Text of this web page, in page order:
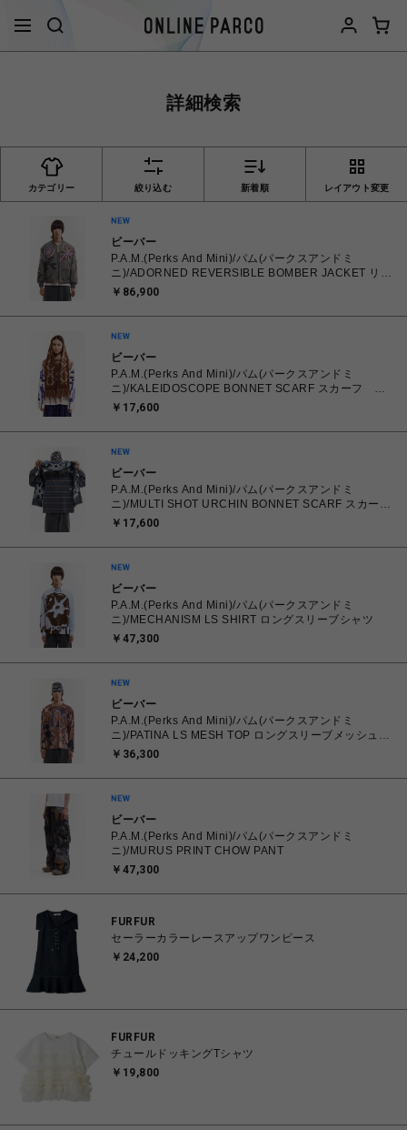
詳細検索
カテゴリー 絞り込む 新着順 レイアウト変更
ビーバー
P.A.M.(Perks And Mini)/パム(パークスアンドミ
ニ)/ADORNED REVERSIBLE BOMBER JACKET リバ
ーシブルボンバージャケット
￥86,900
ビーバー
P.A.M.(Perks And Mini)/パム(パークスアンドミ
ニ)/KALEIDOSCOPE BONNET SCARF スカーフ マ
フラー
￥17,600
ビーバー
P.A.M.(Perks And Mini)/パム(パークスアンドミ
ニ)/MULTI SHOT URCHIN BONNET SCARF スカー
フ マフラー
￥17,600
ビーバー
P.A.M.(Perks And Mini)/パム(パークスアンドミ
ニ)/MECHANISM LS SHIRT ロングスリーブシャツ
￥47,300
ビーバー
P.A.M.(Perks And Mini)/パム(パークスアンドミ
ニ)/PATINA LS MESH TOP ロングスリーブメッシュト
ップ
￥36,300
ビーバー
P.A.M.(Perks And Mini)/パム(パークスアンドミ
ニ)/MURUS PRINT CHOW PANT
￥47,300
FURFUR
セーラーカラーレースアップワンピース
￥24,200
FURFUR
チュールドッキングTシャツ
￥19,800